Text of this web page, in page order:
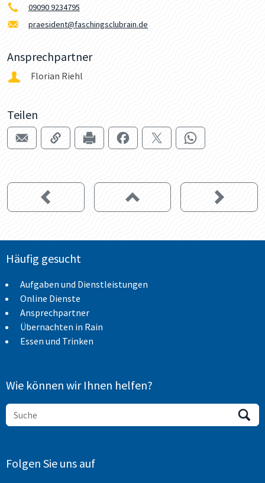
09090 9234795
praesident@faschingsclubrain.de
Ansprechpartner
Florian Riehl
Teilen
Häufig gesucht
Aufgaben und Dienstleistungen
Online Dienste
Ansprechpartner
Übernachten in Rain
Essen und Trinken
Wie können wir Ihnen helfen?
Folgen Sie uns auf